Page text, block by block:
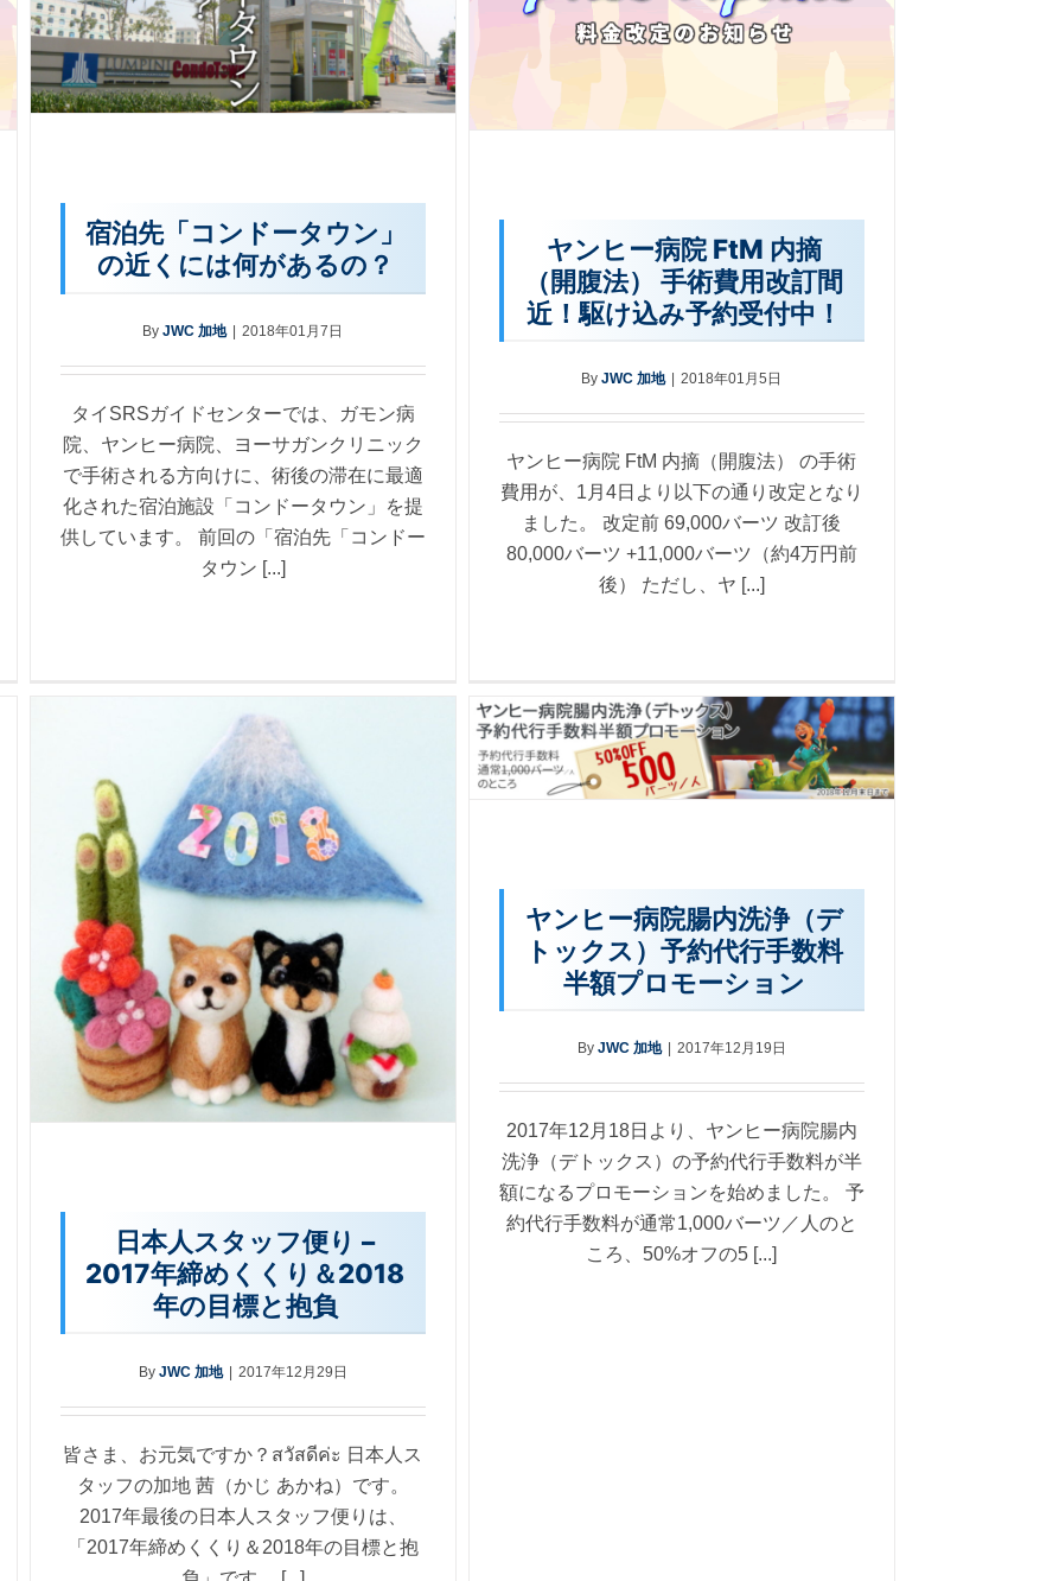
宿泊先「コンドータウン」
の近くには何があるの？
ByJWC 加地 2018年01月7日
タイSRSガイドセンターでは、ガモン病
院、ヤンヒー病院、ヨーサガンクリニック
で手術される方向けに、術後の滞在に最適
化された宿泊施設「コンドータウン」を提
供しています。 前回の「宿泊先「コンドー
タウン [...]
ヤンヒー病院 FtM 内摘
（開腹法） 手術費用改訂間
近！駆け込み予約受付中！
ByJWC 加地 2018年01月5日
ヤンヒー病院 FtM 内摘（開腹法） の手術
費用が、1月4日より以下の通り改定となり
ました。 改定前 69,000バーツ 改訂後
80,000バーツ +11,000バーツ（約4万円前
後） ただし、ヤ [...]
日本人スタッフ便り –
2017年締めくくり＆2018
年の目標と抱負
By JWC 加地 | 2017年12月29日
皆さま、お元気ですか？สวัสดีค่ะ 日本人ス
タッフの加地 茜（かじ あかね）です。
2017年最後の日本人スタッフ便りは、
「2017年締めくくり＆2018年の目標と抱
ヤンヒー病院腸内洗浄（デ
トックス）予約代行手数料
半額プロモーション
By JWC 加地 2017年12月19日
2017年12月18日より、ヤンヒー病院腸内
洗浄（デトックス）の予約代行手数料が半
額になるプロモーションを始めました。 予
約代行手数料が通常1,000バーツ／人のと
ころ、50%オフの5 [...]